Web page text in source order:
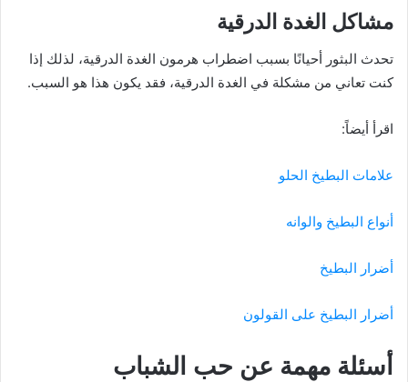
مشاكل الغدة الدرقية
تحدث البثور أحيانًا بسبب اضطراب هرمون الغدة الدرقية، لذلك إذا
كنت تعاني من مشكلة في الغدة الدرقية، فقد يكون هذا هو السبب.
اقرأ أيضاً:
علامات البطيخ الحلو
أنواع البطيخ والوانه
أضرار البطيخ
أضرار البطيخ على القولون
أسئلة مهمة عن حب الشباب